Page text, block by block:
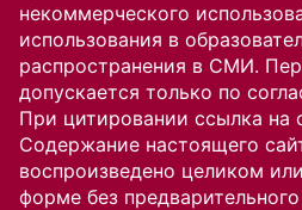
некоммерческого
использования в
распространения в СМИ.
допускается только по
При цитировании ссылка на
Содержание настоящего
воспроизведено целиком
форме без